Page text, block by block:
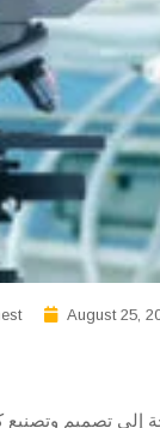
August 25,
إلى تصميم وتصنيع